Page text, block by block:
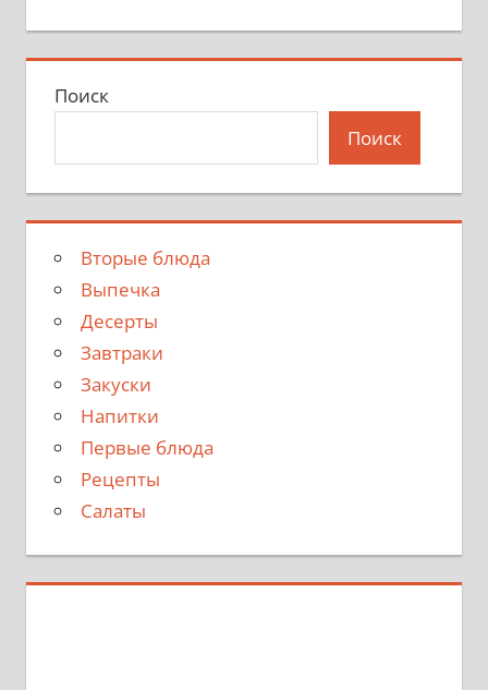
Поиск
Поиск
Вторые блюда
Выпечка
Десерты
Завтраки
Закуски
Напитки
Первые блюда
Рецепты
Салаты